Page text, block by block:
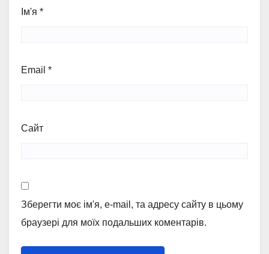
Ім'я *
Email *
Сайт
Зберегти моє ім'я, e-mail, та адресу сайту в цьому
браузері для моїх подальших коментарів.